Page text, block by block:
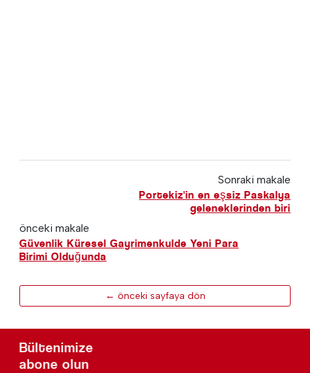
Sonraki makale
Portekiz'in en eşsiz Paskalya
geleneklerinden biri
önceki makale
Güvenlik Küresel Gayrimenkulde Yeni Para
Birimi Olduğunda
← önceki sayfaya dön
Bültenimize
abone olun